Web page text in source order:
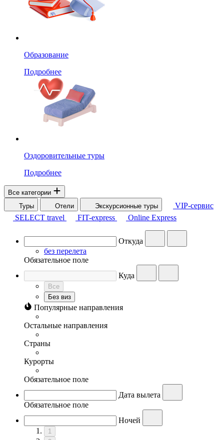
Образование
Подробнее
Оздоровительные туры
Подробнее
Все категории
Туры
Отели Экскурсионные туры
VIP-сервис
SELECT travel
FIT-express Online Express
Откуда
без перелета
Обязательное поле
Куда
Все
Без виз
Популярные направления
Остальные направления
Страны
Курорты
Обязательное поле
Дата вылета
Обязательное поле
Ночей
1